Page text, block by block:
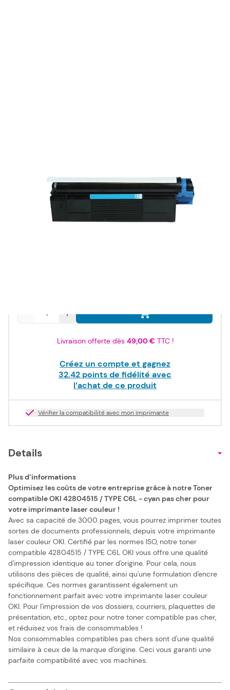
Réf constructeur : 42804515
Capacité en pages (à 5%) : 3000
42804515 / TYPE C6LOKI - cyan - toner compatible
Livraison offerte dès 49,00 €TTC !
Créez un compte et gagnez
32.42 points de fidélité avec
l’achat de ce produit
Vérifier la compatibilité avec mon imprimante
Details
Plus d’informations
Optimisez les coûts de votre entreprise grâce à notre Toner
compatible OKI 42804515 / TYPE C6L - cyan pas cher pour
votre imprimante laser couleur !
Avec sa capacité de 3000 pages, vous pourrez imprimer toutes
sortes de documents professionnels, depuis votre imprimante
laser couleur OKI. Certifié par les normes ISO, notre toner
compatible 42804515 / TYPE C6L OKI vous offre une qualité
d'impression identique au toner d'origine. Pour cela, nous
utilisons des pièces de qualité, ainsi qu'une formulation d'encre
spécifique. Ces normes garantissent également un
fonctionnement parfait avec votre imprimante laser couleur
OKI. Pour l'impression de vos dossiers, courriers, plaquettes de
présentation, etc., optez pour notre toner compatible pas cher,
et réduisez vos frais de consommables !
Nos consommables compatibles pas chers sont d'une qualité
similaire à ceux de la marque d'origine. Ceci vous garanti une
parfaite compatibilité avec vos machines.